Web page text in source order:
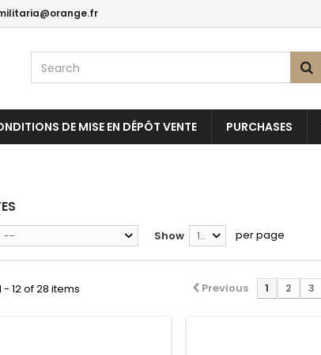
DE MISE EN DÉPÔT VENTE PURCHASES
-- Show 12 per page
Previous 1 2 3
- 12 of 28 items